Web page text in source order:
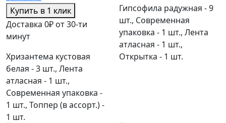
Купить в 1 клик
Доставка 0₽ от 30-ти
минут
Хризантема кустовая
белая - 3 шт., Лента
атласная - 1 шт.,
Современная упаковка -
1 шт., Топпер (в ассорт.) -
1 шт.
Гипсофила радужная - 9
шт., Современная
упаковка - 1 шт., Лента
атласная - 1 шт.,
Открытка - 1 шт.